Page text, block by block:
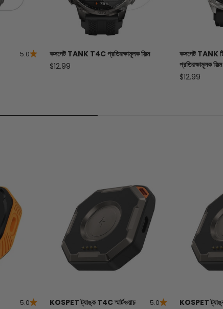
5.0 কসপেট TANKT4C প্রতিরক্ষামূলক ফিল্ম
বিক্রয় মূল্য
$12.99
কসপেট TANK
প্রতিরক্ষামূলক ফিল্ম
বিক্রয় মূল্য
$12.99
5.0
KOSPET ট্যাঙ্ক T4C স্মার্টওয়াচ
5.0
KOSPET